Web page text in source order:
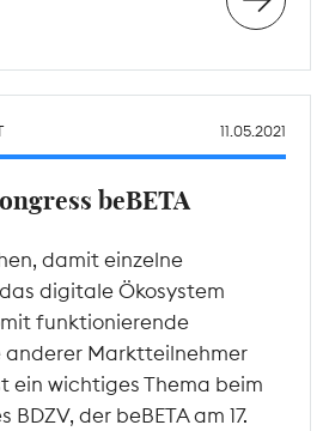
11.05.2021
beBETA
damit einzelne
digitale Ökosystem
funktionierende
Marktteilnehmer
ein wichtiges Thema beim
der beBETA am 17.